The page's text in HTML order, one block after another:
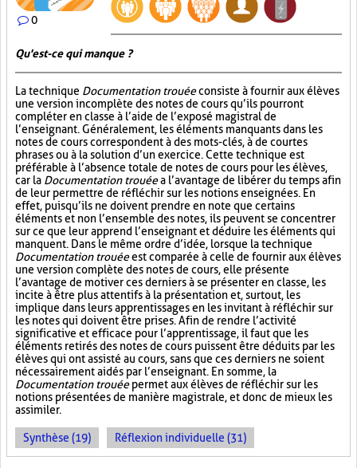
0
Qu'est-ce qui manque ?
La technique Documentation trouéeconsiste à fournir aux élèves
une version incomplète des notes de cours qu’ils pourront
compléter en classe à l’aide de l’exposé magistral de
l’enseignant. Généralement, les éléments manquants dans les
notes de cours correspondent à des mots-clés, à de courtes
phrases ou à la solution d’un exercice. Cette technique est
préférable à l’absence totale de notes de cours pour les élèves,
car la Documentation trouéea l’avantage de libérer du temps afin
de leur permettre de réfléchir sur les notions enseignées. En
effet, puisqu’ils ne doivent prendre en note que certains
éléments et non l’ensemble des notes, ils peuvent se concentrer
sur ce que leur apprend l’enseignant et déduire les éléments qui
manquent. Dans le même ordre d’idée, lorsque la technique
Documentation trouéeest comparée à celle de fournir aux élèves
une version complète des notes de cours, elle présente
l’avantage de motiver ces derniers à se présenter en classe, les
incite à être plus attentifs à la présentation et, surtout, les
implique dans leurs apprentissages en les invitant à réfléchir sur
les notes qui doivent être prises. Afin de rendre l’activité
significative et efficace pour l’apprentissage, il faut que les
éléments retirés des notes de cours puissent être déduits par les
élèves qui ont assisté au cours, sans que ces derniers ne soient
nécessairement aidés par l’enseignant. En somme, la
Documentation trouéepermet aux élèves de réfléchir sur les
notions présentées de manière magistrale, et donc de mieux les
assimiler.
Synthèse (19) Réflexion individuelle (31)